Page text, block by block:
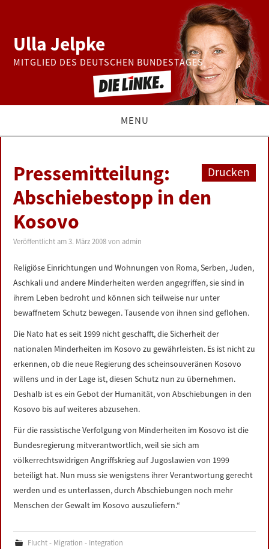
Ulla Jelpke
MITGLIED DES DEUTSCHEN BUNDESTAGES
MENU
BUNDESTAG
PRESSE
ZUR PERSON
LINKS
DATENSCHUTZERKLÄRUNG
IMPRESSUM
Drucken
Pressemitteilung:
Abschiebestopp in den
Kosovo
Veröffentlicht am3. März 2008 vonadmin
Religiöse Einrichtungen und Wohnungen von Roma, Serben, Juden,
Aschkali und andere Minderheiten werden angegriffen, sie sind in
ihrem Leben bedroht und können sich teilweise nur unter
bewaffnetem Schutz bewegen. Tausende von ihnen sind geflohen.
Die Nato hat es seit 1999 nicht geschafft, die Sicherheit der
nationalen Minderheiten im Kosovo zu gewährleisten. Es ist nicht zu
erkennen, ob die neue Regierung des scheinsouveränen Kosovo
willens und in der Lage ist, diesen Schutz nun zu übernehmen.
Deshalb ist es ein Gebot der Humanität, von Abschiebungen in den
Kosovo bis auf weiteres abzusehen.
Für die rassistische Verfolgung von Minderheiten im Kosovo ist die
Bundesregierung mitverantwortlich, weil sie sich am
völkerrechtswidrigen Angriffskrieg auf Jugoslawien von 1999
beteiligt hat. Nun muss sie wenigstens ihrer Verantwortung gerecht
werden und es unterlassen, durch Abschiebungen noch mehr
Menschen der Gewalt im Kosovo auszuliefern.“
Flucht - Migration - Integration